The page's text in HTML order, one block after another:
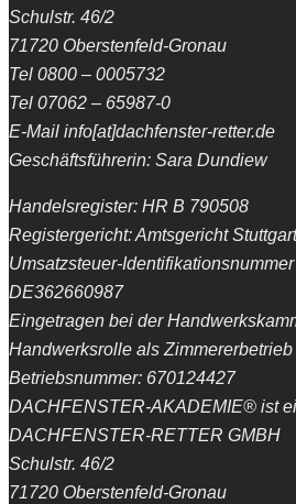
Schulstr. 46/2
71720 Oberstenfeld-Gronau
Tel 0800 – 0005732
Tel 07062 – 65987-0
E-Mail info[at]dachfenster-retter.de
Geschäftsführerin: Sara Dundiew
Handelsregister: HR B 790508
Registergericht: Amtsgericht Stuttgart
Umsatzsteuer-
DE362660987
Eingetragen bei der
Handwerksrolle als Zimmererbetrieb
Betriebsnummer: 670124427
DACHFENSTER-AKADEMIE® ist
DACHFENSTER-RETTER GMBH
Schulstr. 46/2
71720 Oberstenfeld-Gronau